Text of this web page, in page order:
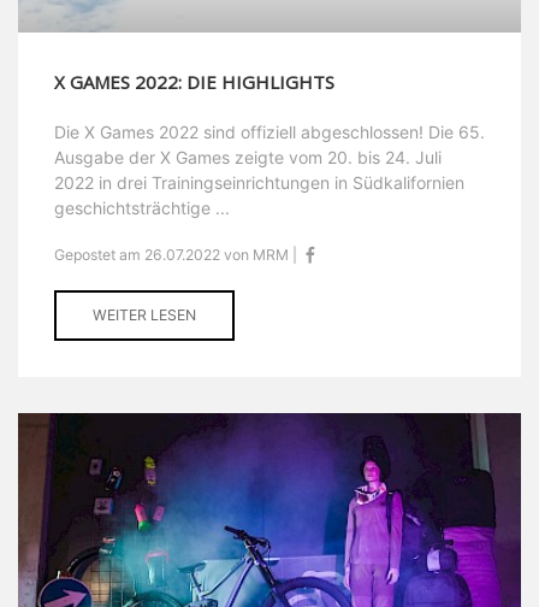
X GAMES 2022: DIE HIGHLIGHTS
Die X Games 2022 sind offiziell abgeschlossen! Die 65.
Ausgabe der X Games zeigte vom 20. bis 24. Juli
2022 in drei Trainingseinrichtungen in Südkalifornien
geschichtsträchtige ...
Gepostet am 26.07.2022 von MRM |
WEITER LESEN